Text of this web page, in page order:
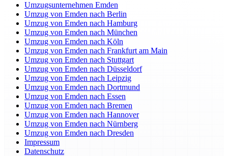
Umzugsunternehmen Emden
Umzug von Emden nach Berlin
Umzug von Emden nach Hamburg
Umzug von Emden nach München
Umzug von Emden nach Köln
Umzug von Emden nach Frankfurt am Main
Umzug von Emden nach Stuttgart
Umzug von Emden nach Düsseldorf
Umzug von Emden nach Leipzig
Umzug von Emden nach Dortmund
Umzug von Emden nach Essen
Umzug von Emden nach Bremen
Umzug von Emden nach Hannover
Umzug von Emden nach Nürnberg
Umzug von Emden nach Dresden
Impressum
Datenschutz